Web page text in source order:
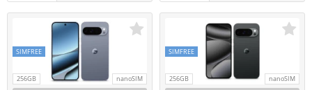
256GB nanoSIM
SIMFREE
256GB nanoSIM
SIMFREE